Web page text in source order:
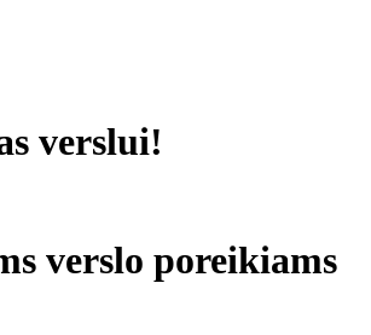
verslui!
verslo poreikiams